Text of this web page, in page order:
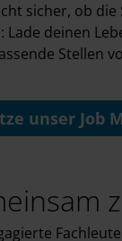
sicher, ob die
Lade deinen
Stellen
unserJob